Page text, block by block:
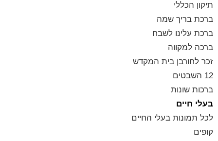
תיקון הכללי
ברכת בריך שמה
ברכת עלינו לשבח
ברכה למקווה
זכר לחורבן בית המקדש
12 השבטים
ברכות שונות
בעלי חיים
לכל תמונות בעלי החיים
קופים